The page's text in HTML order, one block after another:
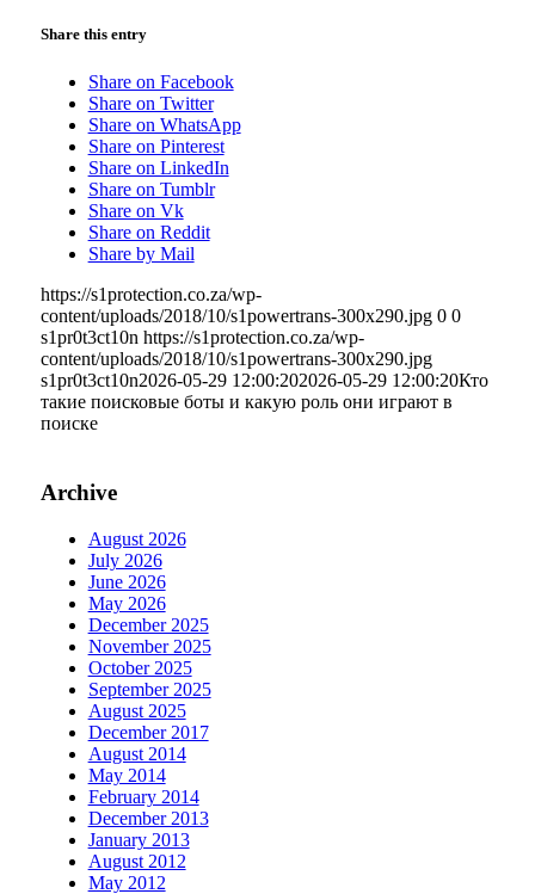
Share this entry
Share on Facebook
Share on Twitter
Share on WhatsApp
Share on Pinterest
Share on LinkedIn
Share on Tumblr
Share on Vk
Share on Reddit
Share by Mail
https://s1protection.co.za/wp-
content/uploads/2018/10/s1powertrans-300x290.jpg 0 0
s1pr0t3ct10n https://s1protection.co.za/wp-
content/uploads/2018/10/s1powertrans-300x290.jpg
s1pr0t3ct10n2026-05-29 12:00:202026-05-29 12:00:20Кто
такие поисковые боты и какую роль они играют в
поиске
Archive
August 2026
July 2026
June 2026
May 2026
December 2025
November 2025
October 2025
September 2025
August 2025
December 2017
August 2014
May 2014
February 2014
December 2013
January 2013
August 2012
May 2012